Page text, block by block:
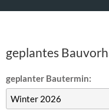
geplantes
geplanter Bautermin: